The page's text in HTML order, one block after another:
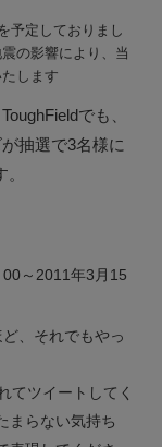
予定しておりまし
の影響により、当
します
でも、
抽選で3名様に
～2011年3月15
、それでもやっ
てツイートしてく
まらない気持ち